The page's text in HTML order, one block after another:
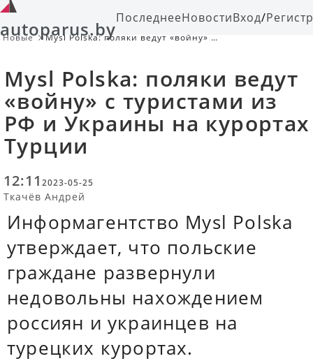
autoparus.byПоследнееНовостиВход/
Новые
Mysl Polska: поляки ведут «войну» с
Mysl Polska: поляки ведут
«войну» с туристами из
РФ и Украины на курортах
Турции
12:11 2023-05-25
Ткачёв Андрей
Информагентство Mysl Polska
утверждает, что польские
граждане развернули
недовольны нахождением
россиян и украинцев на
турецких курортах.